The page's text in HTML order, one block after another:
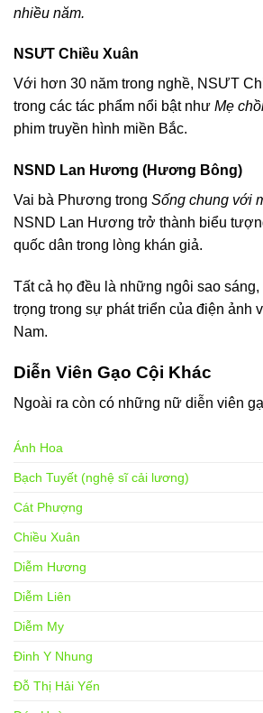
nhiều năm.
NSƯT Chiều Xuân
Với hơn 30 năm trong nghề, NSƯT
trong các tác phẩm nổi bật như Mẹ
phim truyền hình miền Bắc.
NSND Lan Hương (Hương Bông)
Vai bà Phương trong Sống chung với
NSND Lan Hương trở thành biểu
quốc dân trong lòng khán giả.
Tất cả họ đều là những ngôi sao
trọng trong sự phát triển của điện ảnh
Nam.
Diễn Viên Gạo Cội Khác
Ngoài ra còn có những nữ diễn viên
Ánh Hoa
Bạch Tuyết (nghệ sĩ cải lương)
Cát Phượng
Chiều Xuân
Diễm Hương
Diễm Liên
Diễm My
Đinh Y Nhung
Đỗ Thị Hải Yến